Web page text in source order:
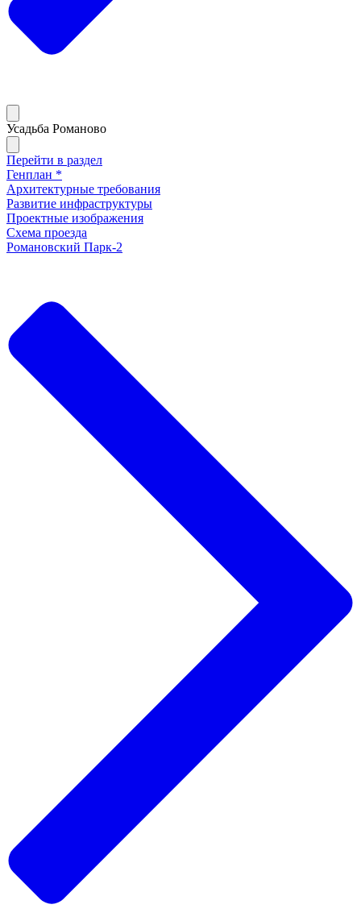
Усадьба Романово
Перейти в раздел
Генплан *
Архитектурные требования
Развитие инфраструктуры
Проектные изображения
Схема проезда
Романовский Парк-2